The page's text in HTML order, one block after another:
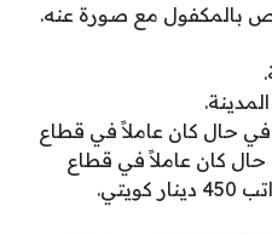
بالمكفول مع صورة عنه.
في حال كان عاملاً في قطاع
كان عاملاً في قطاع